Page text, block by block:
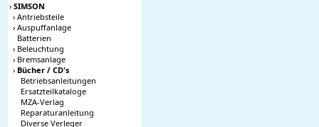
› SIMSON
› Antriebsteile
› Auspuffanlage
Batterien
› Beleuchtung
› Bremsanlage
› Bücher / CD's
Betriebsanleitungen
Ersatzteilkataloge
MZA-Verlag
Reparaturanleitung
Diverse Verleger